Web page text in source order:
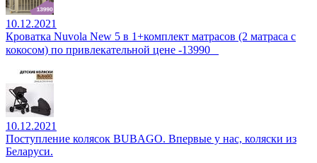
10.12.2021
Кроватка Nuvola New 5 в 1+комплект матрасов (2 матраса с
кокосом) по привлекательной цене -13990⠀
10.12.2021
Поступление колясок BUBAGO. Впервые у нас, коляски из
Беларуси.